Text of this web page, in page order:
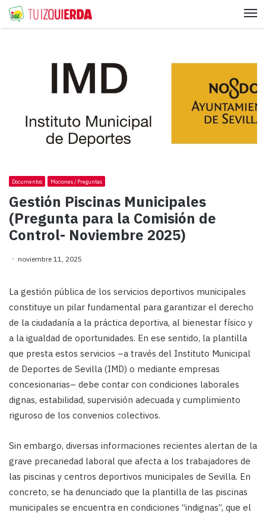
Documentos Mociones / Preguntas
Gestión Piscinas Municipales
(Pregunta para la Comisión de
Control- Noviembre 2025)
noviembre 11, 2025
La gestión pública de los servicios deportivos municipales
constituye un pilar fundamental para garantizar el derecho
de la ciudadanía a la práctica deportiva, al bienestar físico y
a la igualdad de oportunidades. En ese sentido, la plantilla
que presta estos servicios –a través del Instituto Municipal
de Deportes de Sevilla (IMD) o mediante empresas
concesionarias– debe contar con condiciones laborales
dignas, estabilidad, supervisión adecuada y cumplimiento
riguroso de los convenios colectivos.
Sin embargo, diversas informaciones recientes alertan de la
grave precariedad laboral que afecta a los trabajadores de
las piscinas y centros deportivos municipales de Sevilla. En
concreto, se ha denunciado que la plantilla de las piscinas
municipales se encuentra en condiciones “indignas”, que el